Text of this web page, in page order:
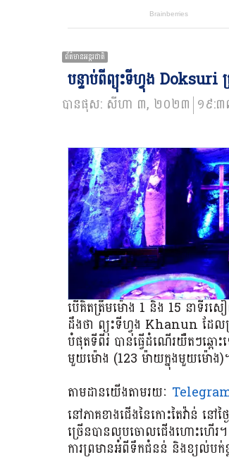
ព័ត៌មានអន្ដរជាតិ
បន្ទាប់ពីព្យុះទីហ្វុង Doksuri
បានផុស: សីហា ៣, ២០២៣ ១៩:
បើគិតត្រឹមម៉ោង 1 និង 15 នាទីរស
ដឹងថា ព្យុះទីហ្វុង Khanun ដែលត្
បំផុតទីពីរ បានធ្វើដំណើរយឺតៗឆ្ពោ
មួយម៉ោង (123 ម៉ាយក្នុងមួយម៉ោង)
តាមដានយើងតាមរយៈ
នៅភាគខាងជើងនៃកោះតៃវ៉ាន់ ន
ច្រើនបានលុបចោលជើងហោះហើរ
ការព្រមានអំពីទឹកជំនន់ និងខ្យល់បក់ខ្